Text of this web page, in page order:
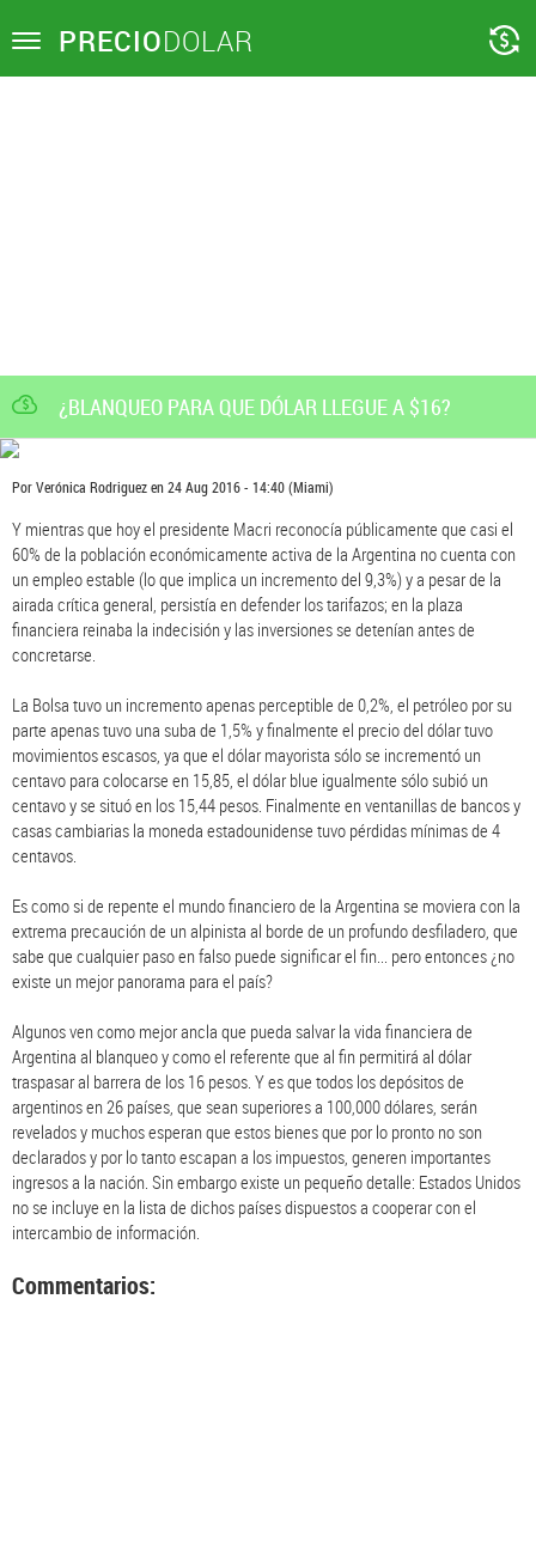
Toggle PRECIODOLAR
¿BLANQUEO PARA QUE DÓLAR LLEGUE A $16?
PorVerónica Rodriguezen24 Aug 2016 - 14:40(Miami)
Y mientras que hoy el presidente Macri reconocía públicamente que casi el
60% de la población económicamente activa de la Argentina no cuenta con
un empleo estable (lo que implica un incremento del 9,3%) y a pesar de la
airada crítica general, persistía en defender los tarifazos; en la plaza
financiera reinaba la indecisión y las inversiones se detenían antes de
concretarse.
La Bolsa tuvo un incremento apenas perceptible de 0,2%, el petróleo por su
parte apenas tuvo una suba de 1,5% y finalmente el precio del dólar tuvo
movimientos escasos, ya que el dólar mayorista sólo se incrementó un
centavo para colocarse en 15,85, el dólar blue igualmente sólo subió un
centavo y se situó en los 15,44 pesos. Finalmente en ventanillas de bancos y
casas cambiarias la moneda estadounidense tuvo pérdidas mínimas de 4
centavos.
Es como si de repente el mundo financiero de la Argentina se moviera con la
extrema precaución de un alpinista al borde de un profundo desfiladero, que
sabe que cualquier paso en falso puede significar el fin... pero entonces ¿no
existe un mejor panorama para el país?
Algunos ven como mejor ancla que pueda salvar la vida financiera de
Argentina al blanqueo y como el referente que al fin permitirá al dólar
traspasar al barrera de los 16 pesos. Y es que todos los depósitos de
argentinos en 26 países, que sean superiores a 100,000 dólares, serán
revelados y muchos esperan que estos bienes que por lo pronto no son
declarados y por lo tanto escapan a los impuestos, generen importantes
ingresos a la nación. Sin embargo existe un pequeño detalle: Estados Unidos
no se incluye en la lista de dichos países dispuestos a cooperar con el
intercambio de información.
Commentarios: